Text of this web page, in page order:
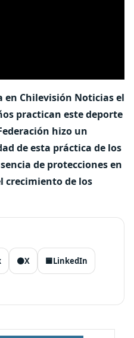
Chilevisión Noticias el
practican este deporte
hizo un
de esta práctica de los
de protecciones en
crecimiento de los
⚫X 🟦LinkedIn